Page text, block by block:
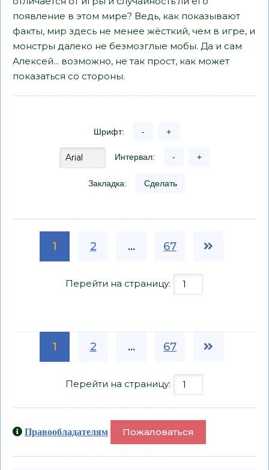
появление в этом мире? Ведь, как показывают
факты, мир здесь не менее жёсткий, чем в игре, и
монстры далеко не безмозглые мобы. Да и сам
Алексей... возможно, не так прост, как может
показаться со стороны.
Шрифт: - +
Интервал: - +
Закладка: Сделать
1 2 ... 67
Перейти на страницу:
1 2 ... 67
Перейти на страницу:
Правообладателям Пожаловаться